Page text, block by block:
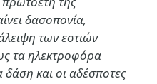
δασοπονία,
των εστιών
τα ηλεκτροφόρα
και οι αδέσποτες